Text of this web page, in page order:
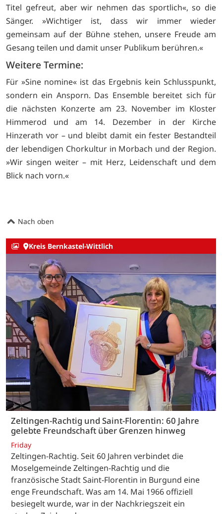
Titel gefreut, aber wir nehmen das sportlich«, so die
Sänger. »Wichtiger ist, dass wir immer wieder
gemeinsam auf der Bühne stehen, unsere Freude am
Gesang teilen und damit unser Publikum berühren.«
Weitere Termine:
Für »Sine nomine« ist das Ergebnis kein Schlusspunkt,
sondern ein Ansporn. Das Ensemble bereitet sich für
die nächsten Konzerte am 23. November im Kloster
Himmerod und am 14. Dezember in der Kirche
Hinzerath vor – und bleibt damit ein fester Bestandteil
der lebendigen Chorkultur in Morbach und der Region.
»Wir singen weiter – mit Herz, Leidenschaft und dem
Blick nach vorn.«
Nach oben
Kreis Bernkastel-Wittlich
Zeltingen-Rachtig und Saint-Florentin: 60 Jahre
gelebte Freundschaft über Grenzen hinweg
Friday
Zeltingen-Rachtig. Seit 60 Jahren verbindet die
Moselgemeinde Zeltingen-Rachtig und die
französische Stadt Saint-Florentin in Burgund eine
enge Freundschaft. Was am 14. Mai 1966 offiziell
besiegelt wurde, war in der Nachkriegszeit ein